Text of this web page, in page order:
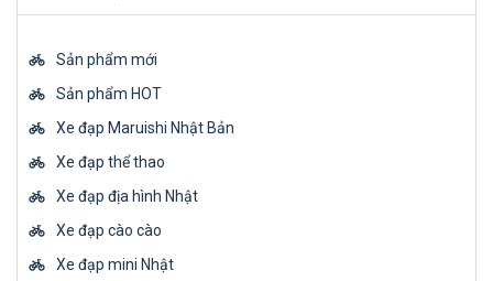
Sản phẩm mới
Sản phẩm HOT
Xe đạp Maruishi Nhật Bản
Xe đạp thể thao
Xe đạp địa hình Nhật
Xe đạp cào cào
Xe đạp mini Nhật